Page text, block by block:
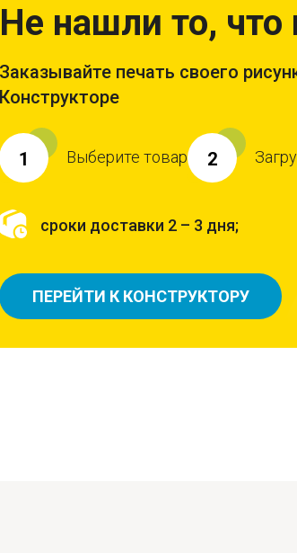
Не нашли то, что
Заказывайте печать своего
Конструкторе
1 Выберите товар 2
сроки доставки 2 – 3 дня;
ПЕРЕЙТИ К КОНСТРУКТОРУ